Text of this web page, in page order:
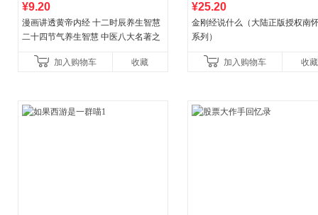
¥9.20
漫画讲透黄帝内经 十二时辰养生智慧
二十四节气养生智慧 中医八大名著之
加入购物车
收藏
¥25.20
金刚经说什么（大陆正版授权南
系列）
加入购物车 收藏